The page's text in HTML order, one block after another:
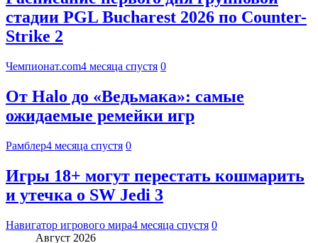
стадии PGL Bucharest 2026 по Counter-
Strike 2
Чемпионат.com4 месяца спустя 0
От Halo до «Ведьмака»: самые
ожидаемые ремейки игр
Рамблер4 месяца спустя 0
Игры 18+ могут перестать кошмарить
и утечка о SW Jedi 3
Навигатор игрового мира4 месяца спустя 0
Август 2026